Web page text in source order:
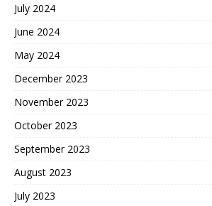
July 2024
June 2024
May 2024
December 2023
November 2023
October 2023
September 2023
August 2023
July 2023